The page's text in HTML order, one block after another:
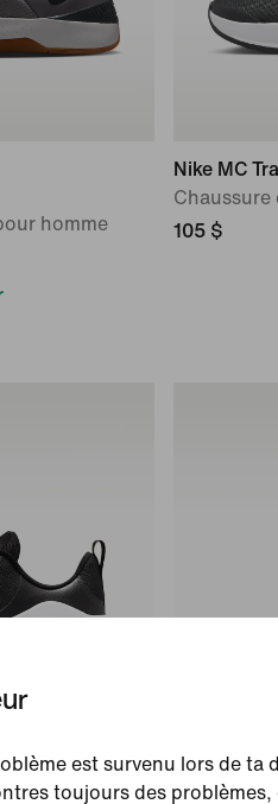
est survenu lors de ta
toujours des problèmes,
homme
Nike MC
105 $